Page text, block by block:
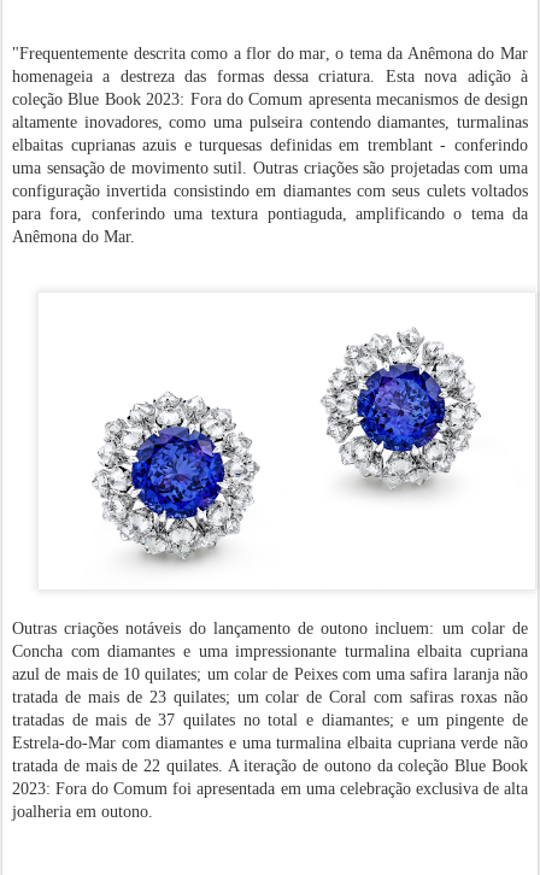
"Frequentemente descrita como a flor do mar, o tema da Anêmona do Mar
homenageia a destreza das formas dessa criatura. Esta nova adição à
coleção Blue Book 2023: Fora do Comum apresenta mecanismos de design
altamente inovadores, como uma pulseira contendo diamantes, turmalinas
elbaitas cuprianas azuis e turquesas definidas em tremblant - conferindo
uma sensação de movimento sutil. Outras criações são projetadas com uma
configuração invertida consistindo em diamantes com seus culets voltados
para fora, conferindo uma textura pontiaguda, amplificando o tema da
Anêmona do Mar.
Outras criações notáveis do lançamento de outono incluem: um colar de
Concha com diamantes e uma impressionante turmalina elbaita cupriana
azul de mais de 10 quilates; um colar de Peixes com uma safira laranja não
tratada de mais de 23 quilates; um colar de Coral com safiras roxas não
tratadas de mais de 37 quilates no total e diamantes; e um pingente de
Estrela-do-Mar com diamantes e uma turmalina elbaita cupriana verde não
tratada de mais de 22 quilates. A iteração de outono da coleção Blue Book
2023: Fora do Comum foi apresentada em uma celebração exclusiva de alta
joalheria em outono.